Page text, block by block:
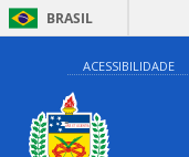
BRASIL
ACESSIBILIDADE